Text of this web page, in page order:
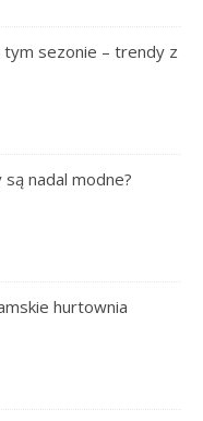
tym sezonie – trendy z
nadal modne?
hurtownia